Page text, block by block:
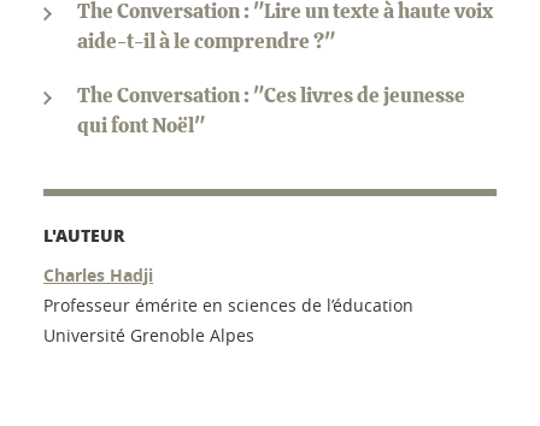
The Conversation : "Lire un texte à haute voix
aide-t-il à le comprendre ?"
The Conversation : "Ces livres de jeunesse
qui font Noël"
L'AUTEUR
Charles Hadji
Professeur émérite en sciences de l’éducation
Université Grenoble Alpes